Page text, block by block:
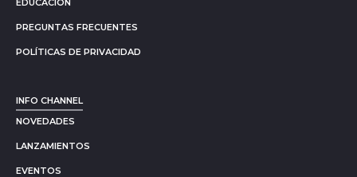
EDUCACIÓN
PREGUNTAS FRECUENTES
POLÍTICAS DE PRIVACIDAD
INFO CHANNEL
NOVEDADES
LANZAMIENTOS
EVENTOS